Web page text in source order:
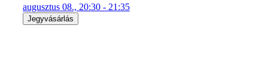
augusztus 08., 20:30 - 21:35
Jegyvásárlás